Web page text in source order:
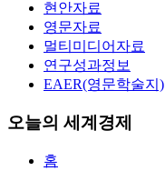
현안자료
영문자료
멀티미디어자료
연구성과정보
EAER(영문학술지)
오늘의 세계경제
홈